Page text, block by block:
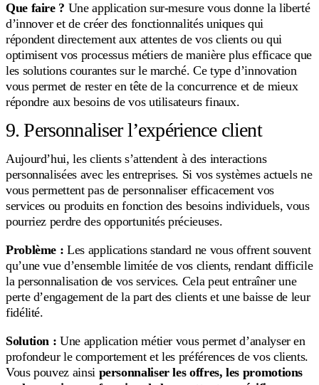
Que faire ? Une application sur-mesure vous donne la liberté
d’innover et de créer des fonctionnalités uniques qui
répondent directement aux attentes de vos clients ou qui
optimisent vos processus métiers de manière plus efficace que
les solutions courantes sur le marché. Ce type d’innovation
vous permet de rester en tête de la concurrence et de mieux
répondre aux besoins de vos utilisateurs finaux.
9. Personnaliser l’expérience client
Aujourd’hui, les clients s’attendent à des interactions
personnalisées avec les entreprises. Si vos systèmes actuels ne
vous permettent pas de personnaliser efficacement vos
services ou produits en fonction des besoins individuels, vous
pourriez perdre des opportunités précieuses.
Problème : Les applications standard ne vous offrent souvent
qu’une vue d’ensemble limitée de vos clients, rendant difficile
la personnalisation de vos services. Cela peut entraîner une
perte d’engagement de la part des clients et une baisse de leur
fidélité.
Solution : Une application métier vous permet d’analyser en
profondeur le comportement et les préférences de vos clients.
Vous pouvez ainsi personnaliser les offres, les promotions